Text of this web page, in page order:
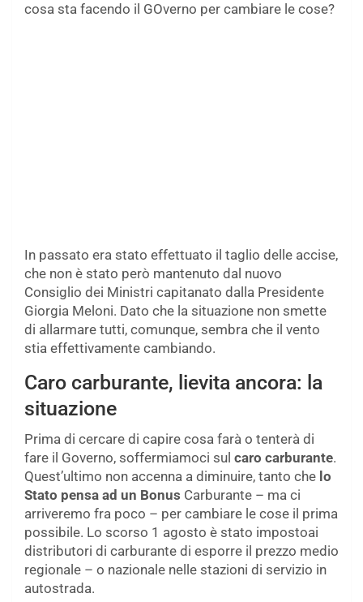
cosa sta facendo il GOverno per cambiare le cose?
In passato era stato effettuato il taglio delle accise,
che non è stato però mantenuto dal nuovo
Consiglio dei Ministri capitanato dalla Presidente
Giorgia Meloni. Dato che la situazione non smette
di allarmare tutti, comunque, sembra che il vento
stia effettivamente cambiando.
Caro carburante, lievita ancora: la
situazione
Prima di cercare di capire cosa farà o tenterà di
fare il Governo, soffermiamoci sul caro carburante.
Quest’ultimo non accenna a diminuire, tanto che lo
Stato pensa ad un Bonus Carburante – ma ci
arriveremo fra poco – per cambiare le cose il prima
possibile. Lo scorso 1 agosto è stato impostoai
distributori di carburante di esporre il prezzo medio
regionale – o nazionale nelle stazioni di servizio in
autostrada.